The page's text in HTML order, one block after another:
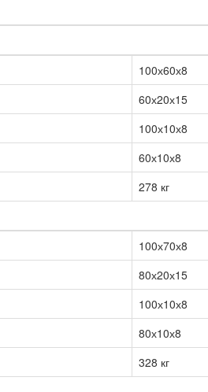
100х60х8
60х20х15
100х10х8
60х10х8
278 кг
100х70х8
80х20х15
100х10х8
80х10х8
328 кг